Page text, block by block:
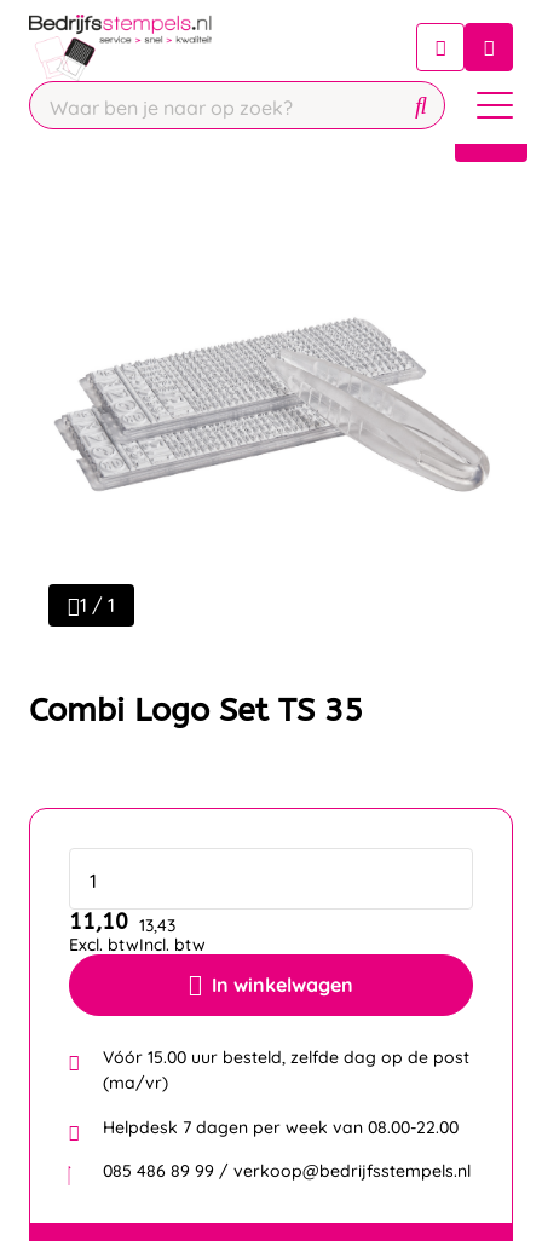
Chatbot
Chat 24/7 met onze chatbot voor
Contact
1 / 1
Combi Logo Set TS 35
In winkelwagen
11,10
Excl. btw
13,43
Incl. btw
Vóór 15.00 uur besteld, zelfde dag op de post
(ma/vr)
Helpdesk 7 dagen per week van 08.00-22.00
085 486 89 99 / verkoop@bedrijfsstempels.nl